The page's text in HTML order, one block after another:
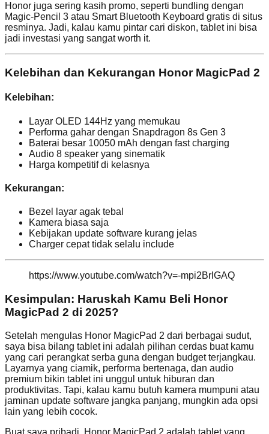
Honor juga sering kasih promo, seperti bundling dengan
Magic-Pencil 3 atau Smart Bluetooth Keyboard gratis di situs
resminya. Jadi, kalau kamu pintar cari diskon, tablet ini bisa
jadi investasi yang sangat worth it.
Kelebihan dan Kekurangan Honor MagicPad 2
Kelebihan:
Layar OLED 144Hz yang memukau
Performa gahar dengan Snapdragon 8s Gen 3
Baterai besar 10050 mAh dengan fast charging
Audio 8 speaker yang sinematik
Harga kompetitif di kelasnya
Kekurangan:
Bezel layar agak tebal
Kamera biasa saja
Kebijakan update software kurang jelas
Charger cepat tidak selalu include
https://www.youtube.com/watch?v=-mpi2BrlGAQ
Kesimpulan: Haruskah Kamu Beli Honor
MagicPad 2 di 2025?
Setelah mengulas Honor MagicPad 2 dari berbagai sudut,
saya bisa bilang tablet ini adalah pilihan cerdas buat kamu
yang cari perangkat serba guna dengan budget terjangkau.
Layarnya yang ciamik, performa bertenaga, dan audio
premium bikin tablet ini unggul untuk hiburan dan
produktivitas. Tapi, kalau kamu butuh kamera mumpuni atau
jaminan update software jangka panjang, mungkin ada opsi
lain yang lebih cocok.
Buat saya pribadi, Honor MagicPad 2 adalah tablet yang